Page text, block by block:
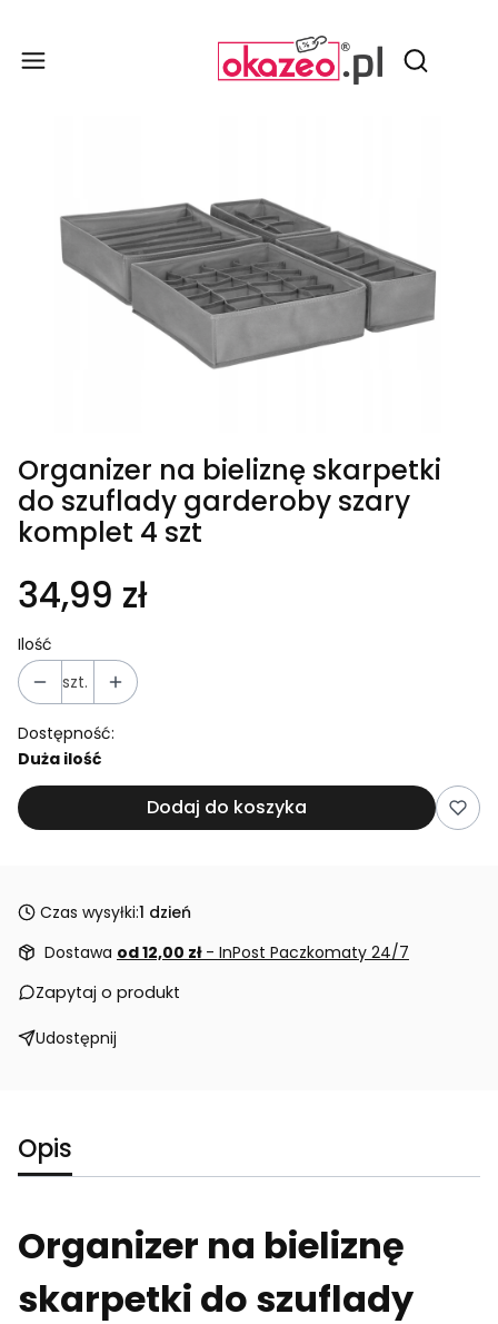
Otwórz
Organizer na bieliznę skarpetki
do szuflady garderoby szary
komplet 4 szt
34,99 zł
Ilość
szt.
Dostępność:
Duża ilość
Dodaj do koszyka
Czas wysyłki:1 dzień
Dostawa od 12,00 zł - InPost Paczkomaty 24/7
Zapytaj o produkt
Udostępnij
Opis
Organizer na bieliznę
skarpetki do szuflady